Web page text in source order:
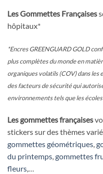
Les Gommettes Françaises
hôpitaux*
*Encres GREENGUARD GOLD
plus complètes du monde en
organiques volatils (COV) dans
des facteurs de sécurité qui
environnements tels que les
Les gommettes françaises
stickers sur des thèmes
gommettes géométriques,
du printemps,gommettes
fleurs,…